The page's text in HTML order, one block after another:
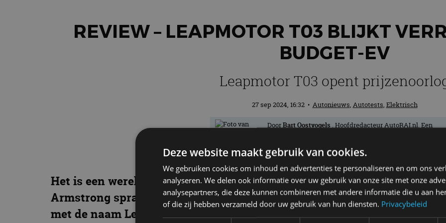
REVIEW – LEAPMOTOR T03 BLIJKT
BUDGET-EV
Leapmotor T03 opent
27 sep 2024, 16:32 • Autonieuws, Autotests, Elektrisch
DoorBart Oostvogels . Hoofdredacteur AutoRAI.nl. Een
Het is een wereldberoemde zin: “That’s one small step for man, one
Armstrong sprak hem uit toen hij voet zette op de maan. Een mijlpaal.
met de naam Leapmotor. De naam doet vermoeden dat Leapmotor
Deze website maakt gebruik van cookies.
We gebruiken cookies om inhoud en advertenties te personaliseren en om ons
analyseren. We delen ook informatie over uw gebruik van onze site met onze
analysepartners, die deze kunnen combineren met andere informatie die u aan
of die zij hebben verzameld door uw gebruik van hun diensten. Privacybeleid